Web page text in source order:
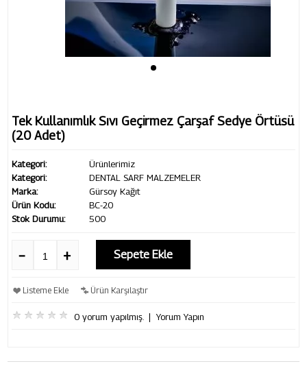
Tek Kullanımlık Sıvı Geçirmez Çarşaf Sedye Örtüsü
(20 Adet)
Kategori:
Ürünlerimiz
Kategori:
DENTAL SARF MALZEMELER
Marka:
Gürsoy Kağıt
Ürün Kodu:
BC-20
Stok Durumu:
500
Sepete Ekle
Listeme Ekle Ürün Karşılaştır
0 yorum yapılmış. |Yorum Yapın